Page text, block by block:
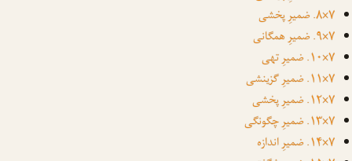
۷×۸. ضمیرِ پخشی
۷×۹. ضمیرِ همگانی
۷×۱۰. ضمیرِ تهی
۷×۱۱. ضمیرِ گزینشی
۷×۱۲. ضمیرِ پخشی
۷×۱۳. ضمیرِ چگونگی
۷×۱۴. ضمیرِ اندازه